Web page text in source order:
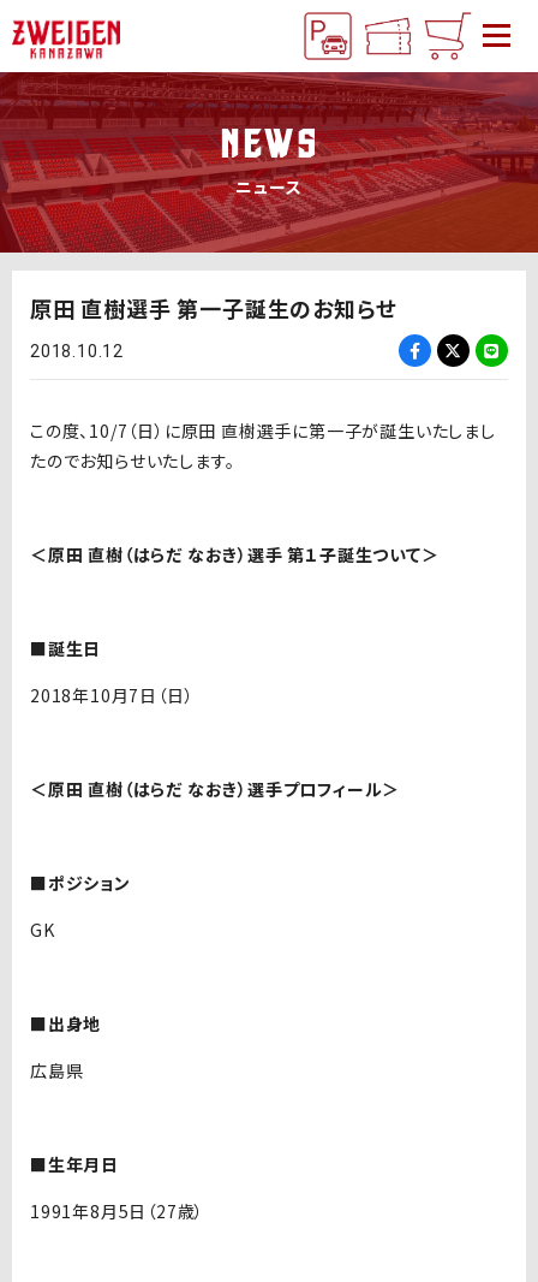
NEWS
ニュース
原田 直樹選手 第一子誕生のお知らせ
2018.10.12
この度、10/7（日）に原田 直樹選手に第一子が誕生いたしまし
たのでお知らせいたします。
＜原田 直樹（はらだ なおき）選手 第１子誕生ついて＞
■誕生日
2018年10月7日（日）
＜原田 直樹（はらだ なおき）選手プロフィール＞
■ポジション
GK
■出身地
広島県
■生年月日
1991年8月5日（27歳）